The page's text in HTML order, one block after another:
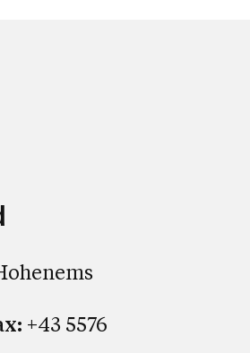
+43 5576